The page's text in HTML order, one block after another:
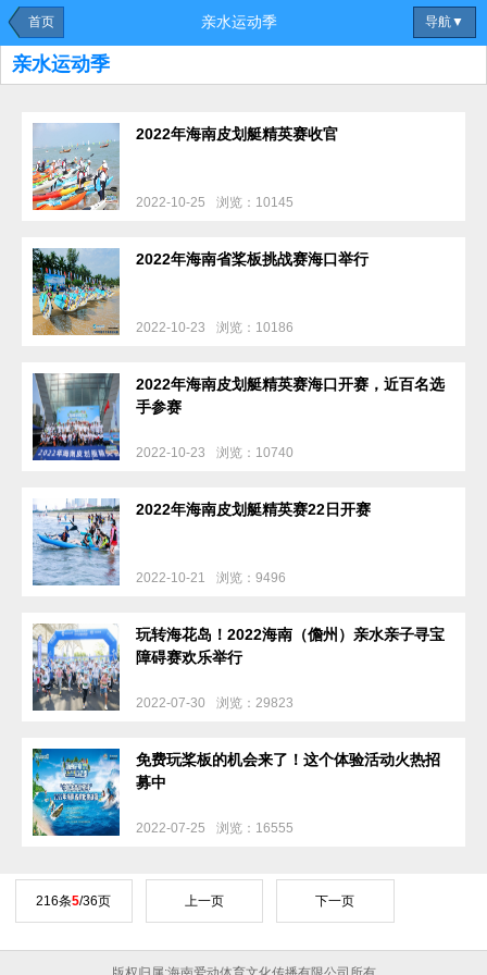
首页 导航▼
亲水运动季
亲水运动季
2022年海南皮划艇精英赛收官
2022-10-25 浏览：10145
2022年海南省桨板挑战赛海口举行
2022-10-23 浏览：10186
2022年海南皮划艇精英赛海口开赛，近百名选
手参赛
2022-10-23 浏览：10740
2022年海南皮划艇精英赛22日开赛
2022-10-21 浏览：9496
玩转海花岛！2022海南（儋州）亲水亲子寻宝
障碍赛欢乐举行
2022-07-30 浏览：29823
免费玩桨板的机会来了！这个体验活动火热招
募中
2022-07-25 浏览：16555
216条5/36页 上一页 下一页